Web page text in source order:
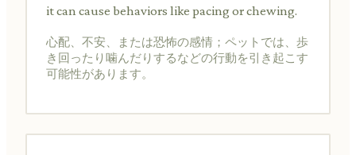
it can cause behaviors like pacing or chewing.
心配、不安、または恐怖の感情；ペットでは、歩
き回ったり噛んだりするなどの行動を引き起こす
可能性があります。